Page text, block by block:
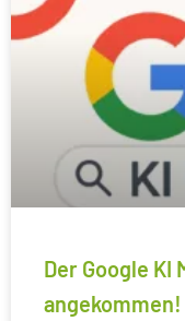
Der Google KI
angekommen!